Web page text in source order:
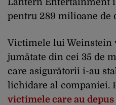
pentru 289 milioane de
Victimele lui Weinstein
jumătate din cei 35 de
care asigurătorii i-au
lichidare al companiei.
victimele care au